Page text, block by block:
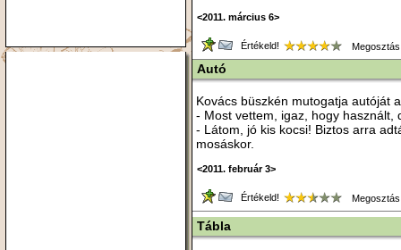
<2011. március 6>
Értékeld!
Autó
Kovács büszkén mutogatja autóját
- Most vettem, igaz, hogy használt,
- Látom, jó kis kocsi! Biztos arra
mosáskor.
<2011. február 3>
Értékeld!
Tábla